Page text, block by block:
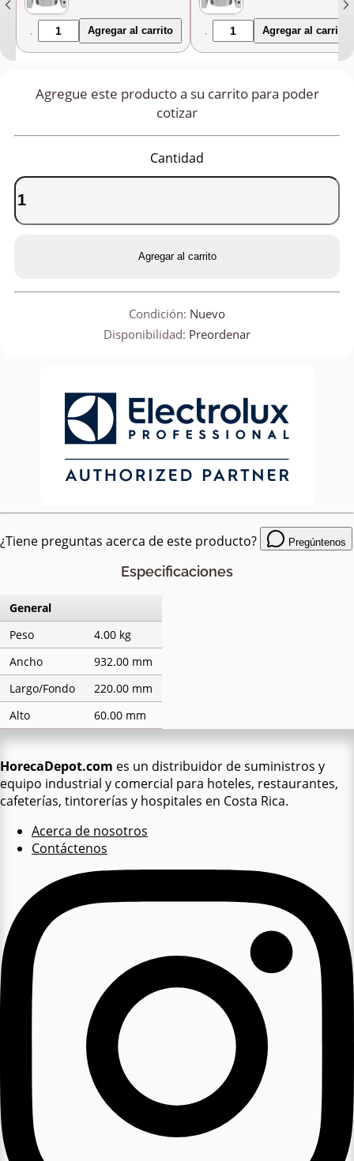
Agregar al carrito
Agregar al carrito
Agregue este producto a su carrito para poder
cotizar
Cantidad
Agregar al carrito
Condición: Nuevo
Disponibilidad: Preordenar
¿Tiene preguntas acerca de este producto? Pregúntenos
Especificaciones
General
Peso
4.00 kg
Ancho
932.00 mm
Largo/Fondo
220.00 mm
Alto
60.00 mm
HorecaDepot.com es un distribuidor de suministros y
equipo industrial y comercial para hoteles, restaurantes,
cafeterías, tintorerías y hospitales en Costa Rica.
Acerca de nosotros
Contáctenos